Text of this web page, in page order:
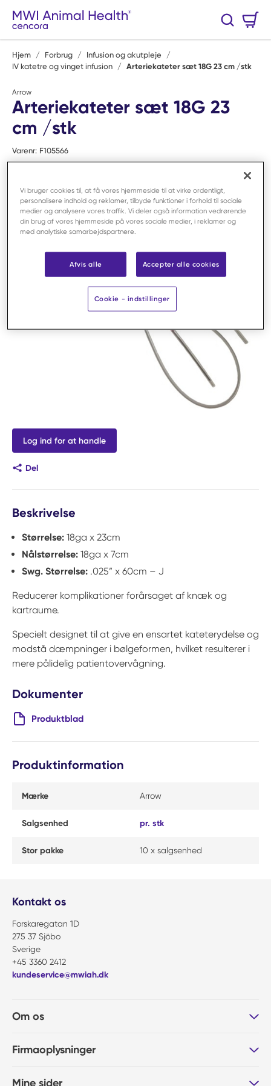
Spring til hovedindhold
Søg
Hjem / Forbrug / Infusion og akutpleje
/
IV katetre og vinget infusion / Arteriekateter sæt 18G 23 cm /stk
Arrow
Arteriekateter sæt 18G 23
cm /stk
Varenr: F105566
Log ind for at handle
Del
Beskrivelse
Størrelse: 18ga x 23cm
Nålstørrelse: 18ga x 7cm
Swg. Størrelse: .025” x 60cm – J
Reducerer komplikationer forårsaget af knæk og
kartraume.
Specielt designet til at give en ensartet kateterydelse og
modstå dæmpninger i bølgeformen, hvilket resulterer i
mere pålidelig patientovervågning.
Dokumenter
Produktblad
Produktinformation
Mærke Arrow
Salgsenhed pr. stk
Stor pakke 10 x salgsenhed
Kontakt os
Forskaregatan 1D
275 37 Sjöbo
Sverige
+45 3360 2412
kundeservice@mwiah.dk
Om os
Firmaoplysninger
Mine sider
Vi bruger cookies til, at få vores hjemmeside til at virke ordentligt,
personalisere indhold og reklamer, tilbyde funktioner i forhold til sociale
medier og analysere vores traffik. Vi deler også information vedrørende
din brug af vores hjemmeside på vores sociale medier, i reklamer og
med analytiske samarbejdspartnere.
Afvis alle Accepter alle cookies
Cookie - indstillinger